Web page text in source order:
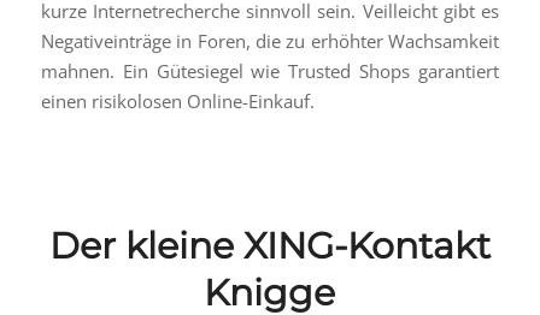
kurze Internetrecherche sinnvoll sein. Veilleicht gibt es
Negativeinträge in Foren, die zu erhöhter Wachsamkeit
mahnen. Ein Gütesiegel wie Trusted Shops garantiert
einen risikolosen Online-Einkauf.
Der kleine XING-Kontakt
Knigge